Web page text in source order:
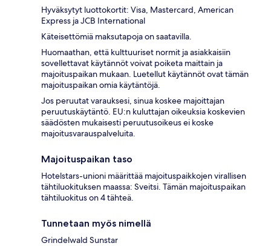
Hyväksytyt luottokortit: Visa, Mastercard, American
Express ja JCB International
Käteisettömiä maksutapoja on saatavilla.
Huomaathan, että kulttuuriset normit ja asiakkaisiin
sovellettavat käytännöt voivat poiketa maittain ja
majoituspaikan mukaan. Luetellut käytännöt ovat tämän
majoituspaikan omia käytäntöjä.
Jos peruutat varauksesi, sinua koskee majoittajan
peruutuskäytäntö. EU:n kuluttajan oikeuksia koskevien
säädösten mukaisesti peruutusoikeus ei koske
majoitusvarauspalveluita.
Majoituspaikan taso
Hotelstars-unioni määrittää majoituspaikkojen virallisen
tähtiluokituksen maassa: Sveitsi. Tämän majoituspaikan
tähtiluokitus on 4 tähteä.
Tunnetaan myös nimellä
Grindelwald Sunstar